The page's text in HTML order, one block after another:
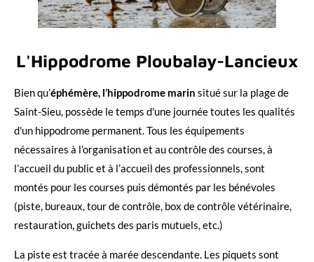
L'Hippodrome Ploubalay-Lancieux
Bien qu’éphémère, l’hippodrome marin situé sur la plage de
Saint-Sieu, possède le temps d'une journée toutes les qualités
d'un hippodrome permanent. Tous les équipements
nécessaires à l’organisation et au contrôle des courses, à
l’accueil du public et à l’accueil des professionnels, sont
montés pour les courses puis démontés par les bénévoles
(piste, bureaux, tour de contrôle, box de contrôle vétérinaire,
restauration, guichets des paris mutuels, etc.)
La piste est tracée à marée descendante. Les piquets sont